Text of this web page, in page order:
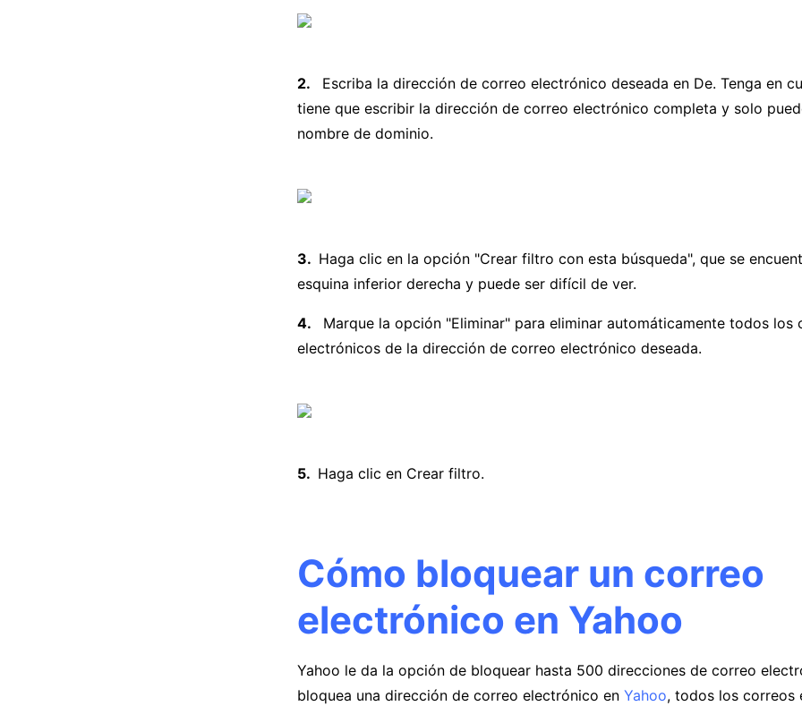
Escriba la dirección de correo electrónico deseada en De. Tenga en
tiene que escribir la dirección de correo electrónico completa y solo
nombre de dominio.
Haga clic en la opción "Crear filtro con esta búsqueda", que se
esquina inferior derecha y puede ser difícil de ver.
Marque la opción "Eliminar" para eliminar automáticamente todos los
electrónicos de la dirección de correo electrónico deseada.
Haga clic en Crear filtro.
Cómo bloquear un correo
electrónico en Yahoo
Yahoo le da la opción de bloquear hasta 500 direcciones de correo
bloquea una dirección de correo electrónico en Yahoo, todos los correos